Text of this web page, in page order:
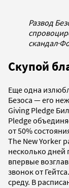
Развод
скандал·
Скупой
Еще одна
Безоса — его
Giving Pledge
Pledge
от 50%
The New Yorker
несколько дней
впервые
звонок от
среду. В